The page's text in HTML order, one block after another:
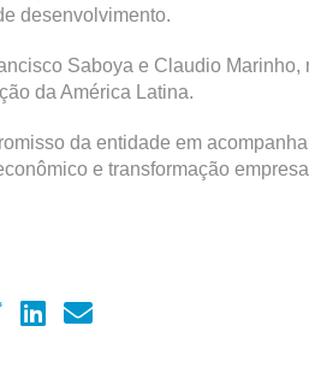
desenvolvimento.
Saboya e Claudio Marinho,
da América Latina.
da entidade em
e transformação